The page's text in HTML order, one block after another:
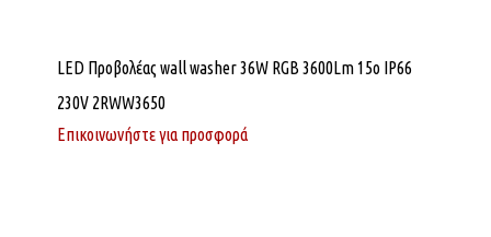
LED Προβολέας wall washer 36W RGB 3600Lm 15o IP66
230V 2RWW3650
Επικοινωνήστε για προσφορά